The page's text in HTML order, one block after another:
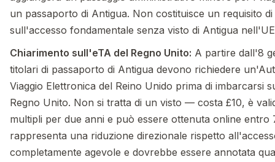
un passaporto di Antigua. Non costituisce un requisito
sull'accesso fondamentale senza visto di Antigua
Chiarimento sull'eTA del Regno Unito: A partire dall'8
titolari di passaporto di Antigua devono richiedere
Viaggio Elettronica del Reino Unido prima di imbarcarsi
Regno Unito. Non si tratta di un visto — costa £10, è
multipli per due anni e può essere ottenuta online entro
rappresenta una riduzione direzionale rispetto
completamente agevole e dovrebbe essere annotata